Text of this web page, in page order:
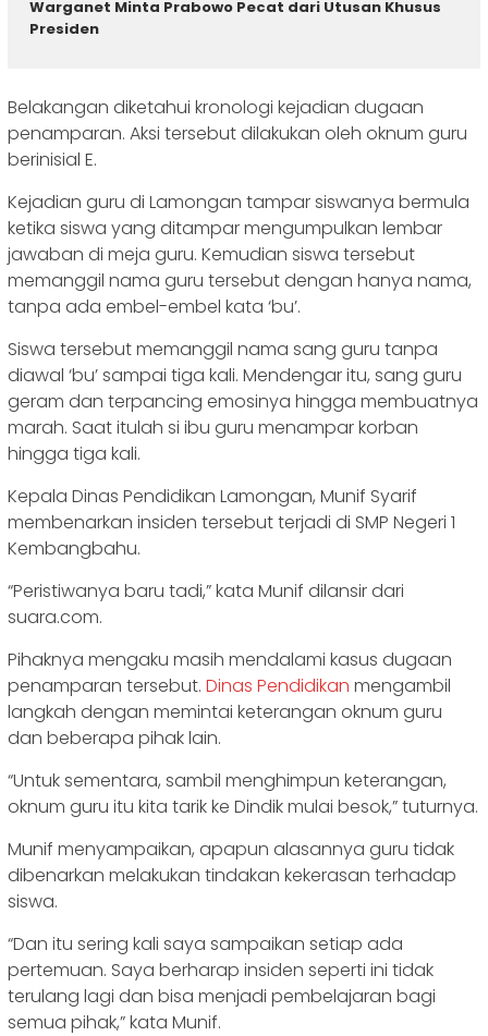
Warganet Minta Prabowo Pecat dari Utusan Khusus
Presiden
Belakangan diketahui kronologi kejadian dugaan
penamparan. Aksi tersebut dilakukan oleh oknum guru
berinisial E.
Kejadian guru di Lamongan tampar siswanya bermula
ketika siswa yang ditampar mengumpulkan lembar
jawaban di meja guru. Kemudian siswa tersebut
memanggil nama guru tersebut dengan hanya nama,
tanpa ada embel-embel kata ‘bu’.
Siswa tersebut memanggil nama sang guru tanpa
diawal ‘bu’ sampai tiga kali. Mendengar itu, sang guru
geram dan terpancing emosinya hingga membuatnya
marah. Saat itulah si ibu guru menampar korban
hingga tiga kali.
Kepala Dinas Pendidikan Lamongan, Munif Syarif
membenarkan insiden tersebut terjadi di SMP Negeri 1
Kembangbahu.
“Peristiwanya baru tadi,” kata Munif dilansir dari
suara.com.
Pihaknya mengaku masih mendalami kasus dugaan
penamparan tersebut. Dinas Pendidikan mengambil
langkah dengan memintai keterangan oknum guru
dan beberapa pihak lain.
“Untuk sementara, sambil menghimpun keterangan,
oknum guru itu kita tarik ke Dindik mulai besok,” tuturnya.
Munif menyampaikan, apapun alasannya guru tidak
dibenarkan melakukan tindakan kekerasan terhadap
siswa.
“Dan itu sering kali saya sampaikan setiap ada
pertemuan. Saya berharap insiden seperti ini tidak
terulang lagi dan bisa menjadi pembelajaran bagi
semua pihak,” kata Munif.